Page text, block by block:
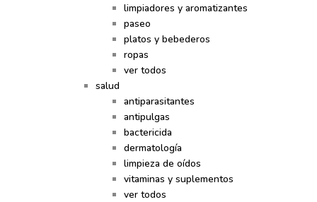
limpiadores y aromatizantes
paseo
platos y bebederos
ropas
ver todos
salud
antiparasitantes
antipulgas
bactericida
dermatología
limpieza de oídos
vitaminas y suplementos
ver todos